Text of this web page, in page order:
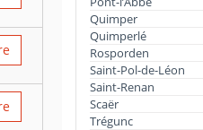
Quimper
Quimperlé
Rosporden
Saint-Pol-de-Léon
Saint-Renan
Scaër
Trégunc